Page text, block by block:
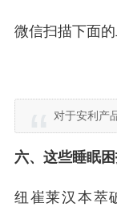
微信扫描下面
对于安利产
六、这些睡眠
纽崔莱汉本萃